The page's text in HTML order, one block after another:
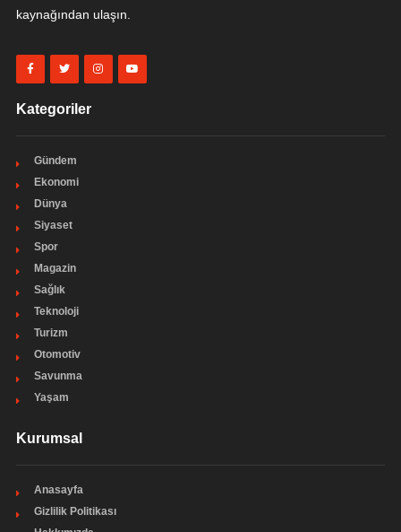
kaynağından ulaşın.
Kategoriler
Gündem
Ekonomi
Dünya
Siyaset
Spor
Magazin
Sağlık
Teknoloji
Turizm
Otomotiv
Savunma
Yaşam
Kurumsal
Anasayfa
Gizlilik Politikası